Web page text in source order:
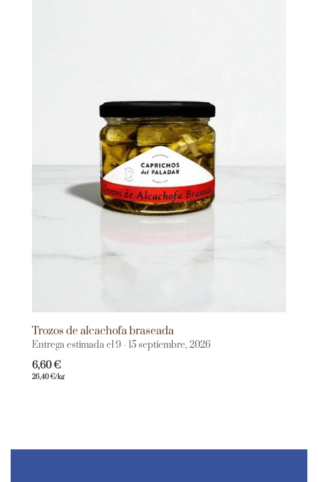
Trozos de alcachofa braseada
Entrega estimada el 9 - 15 septiembre, 2026
6,60€
26,40€/kg